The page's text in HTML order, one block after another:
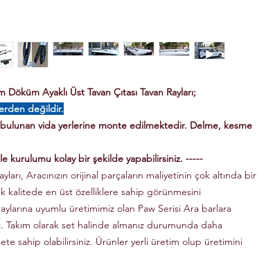
Ayaklı Üst Tavan Çıtası Tavan Rayları;
değildir.
bulunan vida yerlerine monte edilmektedir. Delme, kesme
kurulumu kolay bir şekilde yapabilirsiniz. -----
Aracınızın orijinal parçaların maliyetinin çok altında bir
kalitede en üst özelliklere sahip görünmesini
uyumlu üretimimiz olan Paw Serisi Ara barlara
Takım olarak set halinde almanız durumunda daha
sahip olabilirsiniz. Ürünler yerli üretim olup üretimini